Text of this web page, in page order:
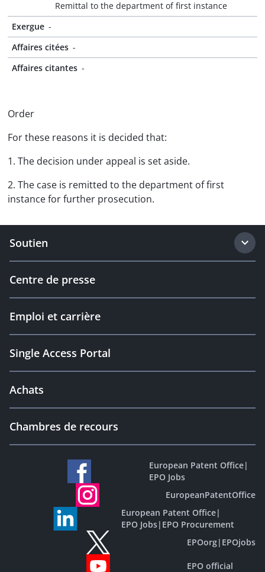
Remittal to the department of first instance
Exergue -
Affaires citées -
Affaires citantes -
Order
For these reasons it is decided that:
1. The decision under appeal is set aside.
2. The case is remitted to the department of first
instance for further prosecution.
Soutien
Centre de presse
Emploi et carrière
Single Access Portal
Achats
Chambres de recours
European Patent Office|
EPO Jobs
EuropeanPatentOffice
European Patent Office|
EPO Jobs| EPO Procurement
EPOorg| EPOjobs
EPO official